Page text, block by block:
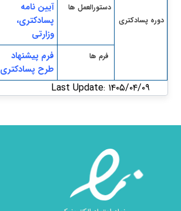
دوره پسادکتری
دستورالعمل ها
آیین نامه
پسادکتری،
وزارتی
فرم ها
فرم پیشنهاد
طرح پسادکتری
Last Update: ۱۴۰۵/۰۴/۰۹